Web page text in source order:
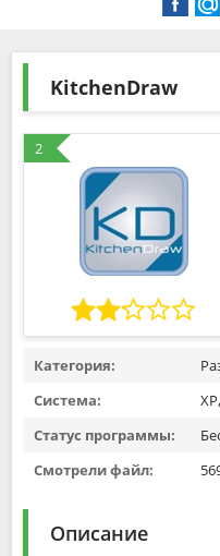
KitchenDraw
2
Категория:
Система:
Статус программы:
Смотрели файл:
Описание